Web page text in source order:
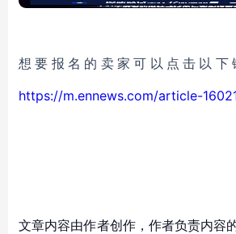
想要报名的卖家可以点击以下
https://m.ennews.com/article-
文章内容由作者创作，作者负责内容